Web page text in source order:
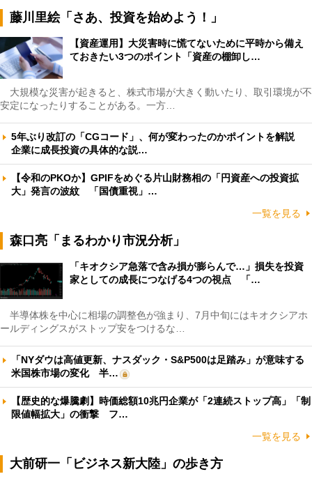
藤川里絵「さあ、投資を始めよう！」
【資産運用】大災害時に慌てないために平時から備え
ておきたい3つのポイント「資産の棚卸し…
大規模な災害が起きると、株式市場が大きく動いたり、取引環境が不
安定になったりすることがある。一方…
5年ぶり改訂の「CGコード」、何が変わったのかポイントを解説
企業に成長投資の具体的な説…
【令和のPKOか】GPIFをめぐる片山財務相の「円資産への投資拡
大」発言の波紋 「国債重視」…
一覧を見る
森口亮「まるわかり市況分析」
「キオクシア急落で含み損が膨らんで…」損失を投資
家としての成長につなげる4つの視点 「…
半導体株を中心に相場の調整色が強まり、7月中旬にはキオクシアホ
ールディングスがストップ安をつけるな…
「NYダウは高値更新、ナスダック・S&P500は足踏み」が意味する
米国株市場の変化 半…
【歴史的な爆騰劇】時価総額10兆円企業が「2連続ストップ高」「制
限値幅拡大」の衝撃 フ…
一覧を見る
大前研一「ビジネス新大陸」の歩き方